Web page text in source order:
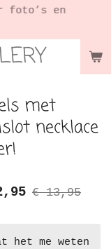
foto’s en
met
necklace
€ 13,95
het me weten